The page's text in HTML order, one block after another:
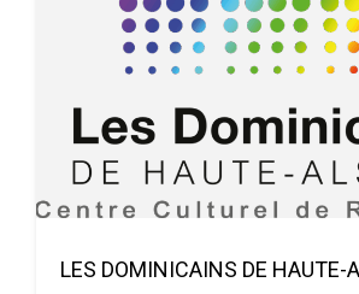
LES DOMINICAINS DE HAUTE-